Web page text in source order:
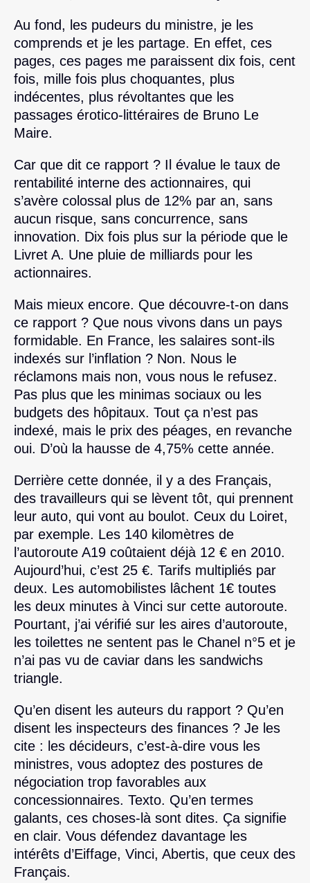
Au fond, les pudeurs du ministre, je les
comprends et je les partage. En effet, ces
pages, ces pages me paraissent dix fois, cent
fois, mille fois plus choquantes, plus
indécentes, plus révoltantes que les
passages érotico-littéraires de Bruno Le
Maire.
Car que dit ce rapport ? Il évalue le taux de
rentabilité interne des actionnaires, qui
s’avère colossal plus de 12% par an, sans
aucun risque, sans concurrence, sans
innovation. Dix fois plus sur la période que le
Livret A. Une pluie de milliards pour les
actionnaires.
Mais mieux encore. Que découvre-t-on dans
ce rapport ? Que nous vivons dans un pays
formidable. En France, les salaires sont-ils
indexés sur l’inflation ? Non. Nous le
réclamons mais non, vous nous le refusez.
Pas plus que les minimas sociaux ou les
budgets des hôpitaux. Tout ça n’est pas
indexé, mais le prix des péages, en revanche
oui. D’où la hausse de 4,75% cette année.
Derrière cette donnée, il y a des Français,
des travailleurs qui se lèvent tôt, qui prennent
leur auto, qui vont au boulot. Ceux du Loiret,
par exemple. Les 140 kilomètres de
l’autoroute A19 coûtaient déjà 12 € en 2010.
Aujourd’hui, c’est 25 €. Tarifs multipliés par
deux. Les automobilistes lâchent 1€ toutes
les deux minutes à Vinci sur cette autoroute.
Pourtant, j’ai vérifié sur les aires d’autoroute,
les toilettes ne sentent pas le Chanel n°5 et je
n’ai pas vu de caviar dans les sandwichs
triangle.
Qu’en disent les auteurs du rapport ? Qu’en
disent les inspecteurs des finances ? Je les
cite : les décideurs, c’est-à-dire vous les
ministres, vous adoptez des postures de
négociation trop favorables aux
concessionnaires. Texto. Qu’en termes
galants, ces choses-là sont dites. Ça signifie
en clair. Vous défendez davantage les
intérêts d’Eiffage, Vinci, Abertis, que ceux des
Français.